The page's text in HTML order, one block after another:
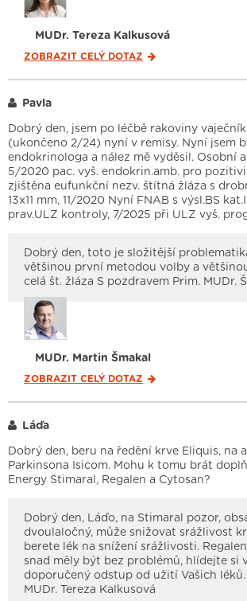
MUDr. Tereza Kalkusová
ZOBRAZIT CELÝ DOTAZ
Pavla
Dobrý den, jsem po léčbě rakoviny
(ukončeno 2/24) nyní v remisy. Nyní jsem
endokrinologa a nález mě vyděsil. Osobní
5/2020 pac. vyš. endokrin.amb. pro
zjištěna eufunkční nezv. štítná žláza s
13x11 mm, 11/2020 Nyní FNAB s výsl.BS
prav.ULZ kontroly, 7/2025 při ULZ vyš.
Dobrý den, toto je složitější
většinou první metodou volby a
celá št. žláza S pozdravem Prim. MUDr.
MUDr. Martin Šmakal
ZOBRAZIT CELÝ DOTAZ
Láďa
Dobrý den, beru na ředění krve Eliquis, na
Parkinsona Isicom. Mohu k tomu brát
Energy Stimaral, Regalen a Cytosan?
Dobrý den, Láďo, na Stimaral pozor,
dvoulaločný, může snižovat srážlivost
berete lék na snížení srážlivosti.
snad měly být bez problémů, hlídejte si
doporučený odstup od užití Vašich
MUDr. Tereza Kalkusová